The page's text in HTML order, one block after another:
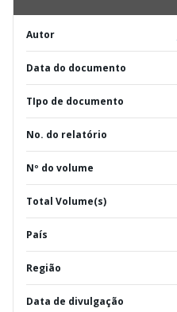
Autor
Data do documento
TIpo de documento
No. do relatório
Nº do volume
Total Volume(s)
País
Região
Data de divulgação